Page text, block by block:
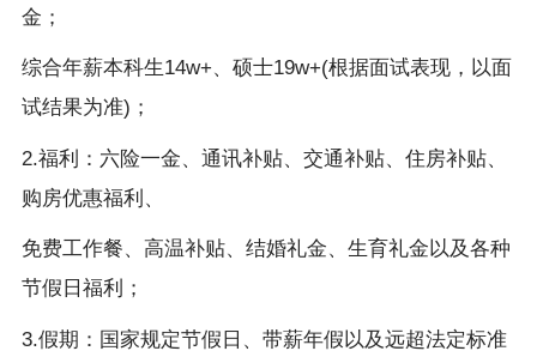
金；
综合年薪本科生14w+、硕士19w+(根据面试表现，以面
试结果为准)；
2.福利：六险一金、通讯补贴、交通补贴、住房补贴、
购房优惠福利、
免费工作餐、高温补贴、结婚礼金、生育礼金以及各种
节假日福利；
3.假期：国家规定节假日、带薪年假以及远超法定标准